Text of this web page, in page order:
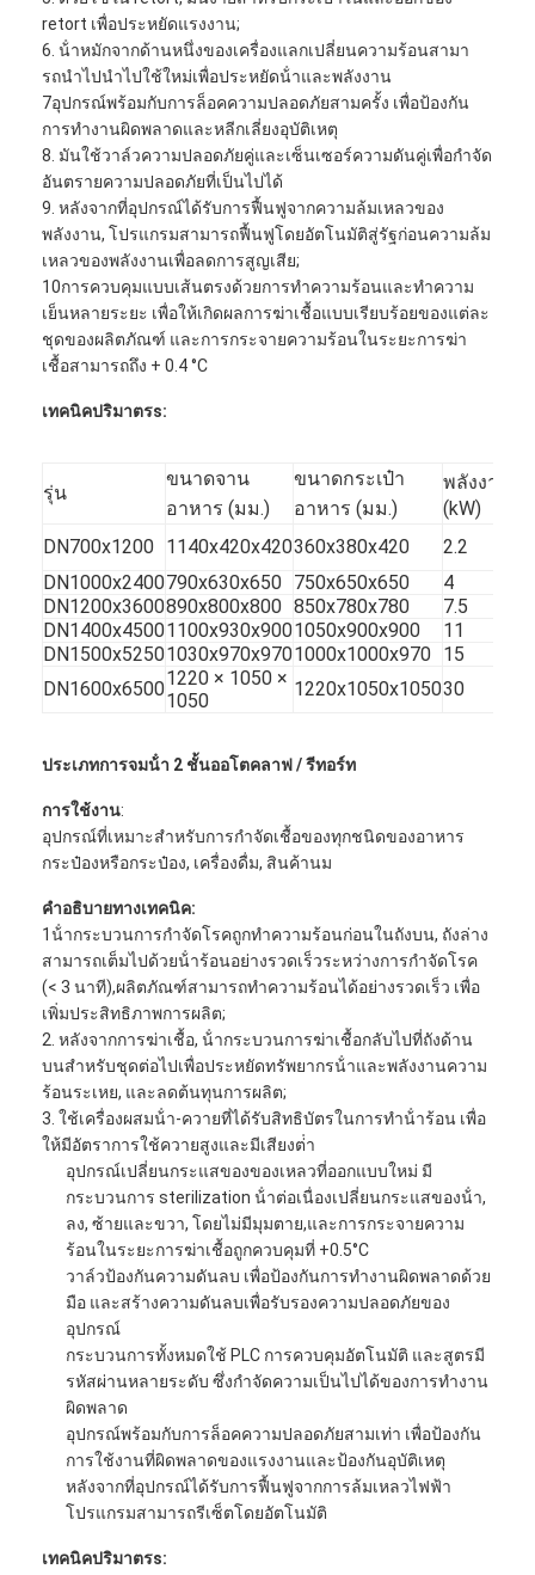
ทัวร์โรงงาน
ควบคุมคุณภาพ
ติดต่อเรา
คุยตอนนี้
เครื่องบรรจุและปิดผนึกกระป๋องได้
เครื่องบรรจุกระป๋องอัตโนมัติ
อุปกรณ์ปัสเทอริเซชั่นอุโมงค์
เครื่องบรรจุกล่องอัตโนมัติ
เครื่องซักขวด
เครื่องวางพาเลทอัตโนมัติ
เครื่องขนถ่ายอัตโนมัติ
เครื่องฆ่าเชื้ออัตโนมัติ
เครื่องขนย้ายเข็มขัด
เครื่องวางพาเลทโรบอท
ถังผสมสแตนเลส
สายการผลิตอาหารกระป๋อง
เครื่องชงผักและผลไม้
เครื่อง ผลิต กระป๋อง
เครื่องกระป๋องแป้งทอด
retort เพื่อประหยัดแรงงาน;
6. น้ําหมักจากด้านหนึ่งของเครื่องแลกเปลี่ยนความร้อนสามา
รถนําไปนําไปใช้ใหม่เพื่อประหยัดน้ําและพลังงาน
7อุปกรณ์พร้อมกับการล็อคความปลอดภัยสามครั้ง เพื่อป้องกัน
การทํางานผิดพลาดและหลีกเลี่ยงอุบัติเหตุ
8. มันใช้วาล์วความปลอดภัยคู่และเซ็นเซอร์ความดันคู่เพื่อกําจัด
อันตรายความปลอดภัยที่เป็นไปได้
9. หลังจากที่อุปกรณ์ได้รับการฟื้นฟูจากความล้มเหลวของ
พลังงาน, โปรแกรมสามารถฟื้นฟูโดยอัตโนมัติสู่รัฐก่อนความล้ม
เหลวของพลังงานเพื่อลดการสูญเสีย;
10การควบคุมแบบเส้นตรงด้วยการทําความร้อนและทําความ
เย็นหลายระยะ เพื่อให้เกิดผลการฆ่าเชื้อแบบเรียบร้อยของแต่ละ
ชุดของผลิตภัณฑ์ และการกระจายความร้อนในระยะการฆ่า
เชื้อสามารถถึง + 0.4 °C
เทคนิคปริมาตรs:
รุ่น
ขนาดจาน
อาหาร (มม.)
ขนาดกระเป๋า
อาหาร (มม.)
พลังงาน
(kW)
DN700x1200 1140x420x420360x380x420 2.2
DN1000x2400790x630x650 750x650x650 4
DN1200x3600890x800x800 850x780x780 7.5
DN1400x45001100x930x9001050x900x900 11
DN1500x52501030x970x9701000x1000x970 15
DN1600x65001220 × 1050 ×
1050
1220x1050x105030
ประเภทการจมน้ํา 2 ชั้นออโตคลาฟ / รีทอร์ท
การใช้งาน:
อุปกรณ์ที่เหมาะสําหรับการกําจัดเชื้อของทุกชนิดของอาหาร
กระป๋องหรือกระป๋อง, เครื่องดื่ม, สินค้านม
คําอธิบายทางเทคนิค:
1น้ํากระบวนการกําจัดโรคถูกทําความร้อนก่อนในถังบน, ถังล่าง
สามารถเต็มไปด้วยน้ําร้อนอย่างรวดเร็วระหว่างการกําจัดโรค
(< 3 นาที),ผลิตภัณฑ์สามารถทําความร้อนได้อย่างรวดเร็ว เพื่อ
เพิ่มประสิทธิภาพการผลิต;
2. หลังจากการฆ่าเชื้อ, น้ํากระบวนการฆ่าเชื้อกลับไปที่ถังด้าน
บนสําหรับชุดต่อไปเพื่อประหยัดทรัพยากรน้ําและพลังงานความ
ร้อนระเหย, และลดต้นทุนการผลิต;
3. ใช้เครื่องผสมน้ํา-ควายที่ได้รับสิทธิบัตรในการทําน้ําร้อน เพื่อ
ให้มีอัตราการใช้ควายสูงและมีเสียงต่ํา
อุปกรณ์เปลี่ยนกระแสของของเหลวที่ออกแบบใหม่ มี
กระบวนการ sterilization น้ําต่อเนื่องเปลี่ยนกระแสของน้ํา,
ลง, ซ้ายและขวา, โดยไม่มีมุมตาย,และการกระจายความ
ร้อนในระยะการฆ่าเชื้อถูกควบคุมที่ +0.5°C
วาล์วป้องกันความดันลบ เพื่อป้องกันการทํางานผิดพลาดด้วย
มือ และสร้างความดันลบเพื่อรับรองความปลอดภัยของ
อุปกรณ์
กระบวนการทั้งหมดใช้ PLC การควบคุมอัตโนมัติ และสูตรมี
รหัสผ่านหลายระดับ ซึ่งกําจัดความเป็นไปได้ของการทํางาน
ผิดพลาด
อุปกรณ์พร้อมกับการล็อคความปลอดภัยสามเท่า เพื่อป้องกัน
การใช้งานที่ผิดพลาดของแรงงานและป้องกันอุบัติเหตุ
หลังจากที่อุปกรณ์ได้รับการฟื้นฟูจากการล้มเหลวไฟฟ้า
โปรแกรมสามารถรีเซ็ตโดยอัตโนมัติ
เทคนิคปริมาตรs: